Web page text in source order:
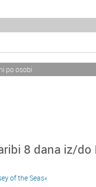
8 dana iz/do
of the Seas«